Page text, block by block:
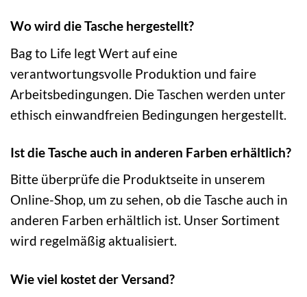
Wo wird die Tasche hergestellt?
Bag to Life legt Wert auf eine
verantwortungsvolle Produktion und faire
Arbeitsbedingungen. Die Taschen werden unter
ethisch einwandfreien Bedingungen hergestellt.
Ist die Tasche auch in anderen Farben erhältlich?
Bitte überprüfe die Produktseite in unserem
Online-Shop, um zu sehen, ob die Tasche auch in
anderen Farben erhältlich ist. Unser Sortiment
wird regelmäßig aktualisiert.
Wie viel kostet der Versand?